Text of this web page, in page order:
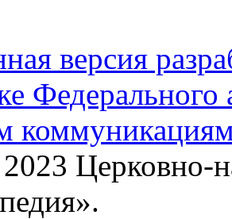
версия
Федерального
Церковно-